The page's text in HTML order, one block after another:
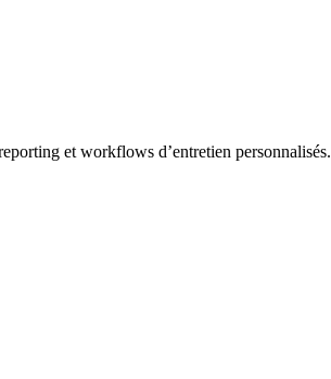
et workflows d’entretien personnalisés.